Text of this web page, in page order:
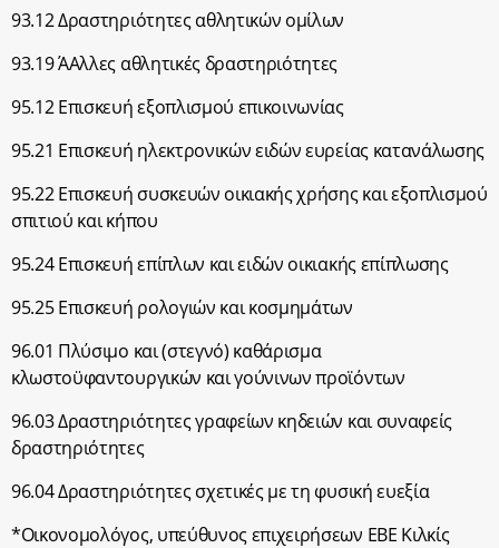
93.12 Δραστηριότητες αθλητικών ομίλων
93.19 ΆΑλλες αθλητικές δραστηριότητες
95.12 Επισκευή εξοπλισμού επικοινωνίας
95.21 Επισκευή ηλεκτρονικών ειδών ευρείας κατανάλωσης
95.22 Επισκευή συσκευών οικιακής χρήσης και εξοπλισμού
σπιτιού και κήπου
95.24 Επισκευή επίπλων και ειδών οικιακής επίπλωσης
95.25 Επισκευή ρολογιών και κοσμημάτων
96.01 Πλύσιμο και (στεγνό) καθάρισμα
κλωστοϋφαντουργικών και γούνινων προϊόντων
96.03 Δραστηριότητες γραφείων κηδειών και συναφείς
δραστηριότητες
96.04 Δραστηριότητες σχετικές με τη φυσική ευεξία
*Οικονομολόγος, υπεύθυνος επιχειρήσεων ΕΒΕ Κιλκίς